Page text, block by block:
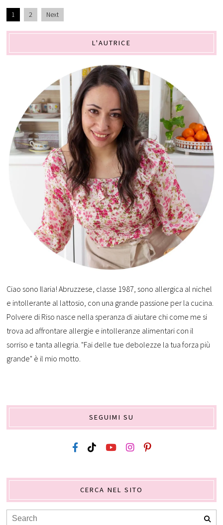
1 2 Next
L'AUTRICE
Ciao sono Ilaria! Abruzzese, classe 1987, sono allergica al nichel
e intollerante al lattosio, con una grande passione per la cucina.
Polvere di Riso nasce nella speranza di aiutare chi come me si
trova ad affrontare allergie e intolleranze alimentari con il
sorriso e tanta allegria. "Fai delle tue debolezze la tua forza più
grande" è il mio motto.
SEGUIMI SU
CERCA NEL SITO